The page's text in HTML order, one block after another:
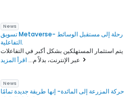
News
تسويق Metaverse- رحلة إلى مستقبل الوسائط
التفاعلية.
يتم استثمار المستهلكين بشكل أكبر في التفاعلات
عبر الإنترنت، بدلاً م...
News
حركة المزرعة إلى المائدة- إنها طريقة جديدة تمامًا